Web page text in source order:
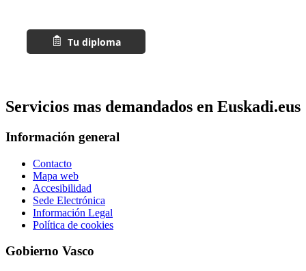
Servicios mas demandados en Euskadi.eus
Información general
Contacto
Mapa web
Accesibilidad
Sede Electrónica
Información Legal
Política de cookies
Gobierno Vasco